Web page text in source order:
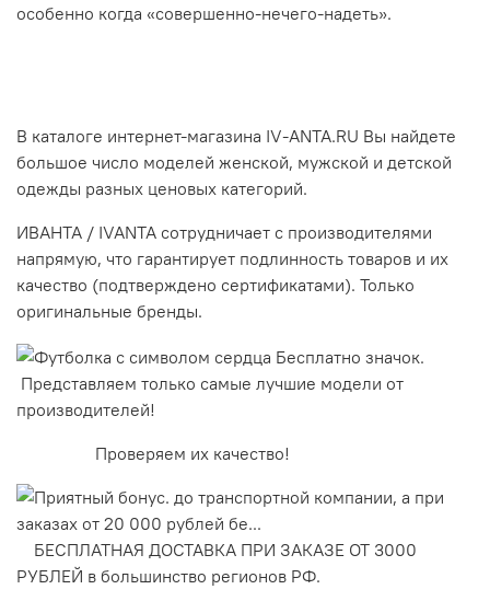
особенно когда «совершенно-нечего-надеть».
В каталоге интернет-магазина IV-ANTA.RU Вы найдете
большое число моделей женской, мужской и детской
одежды разных ценовых категорий.
ИВАНТА / IVANTA сотрудничает с производителями
напрямую, что гарантирует подлинность товаров и их
качество (подтверждено сертификатами). Только
оригинальные бренды.
Представляем только самые лучшие модели от
производителей!
Проверяем их качество!
БЕСПЛАТНАЯ ДОСТАВКА ПРИ ЗАКАЗЕ ОТ 3000
РУБЛЕЙ в большинство регионов РФ.